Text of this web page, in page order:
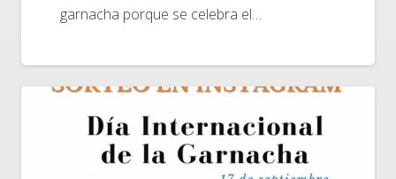
garnacha porque se celebra el…